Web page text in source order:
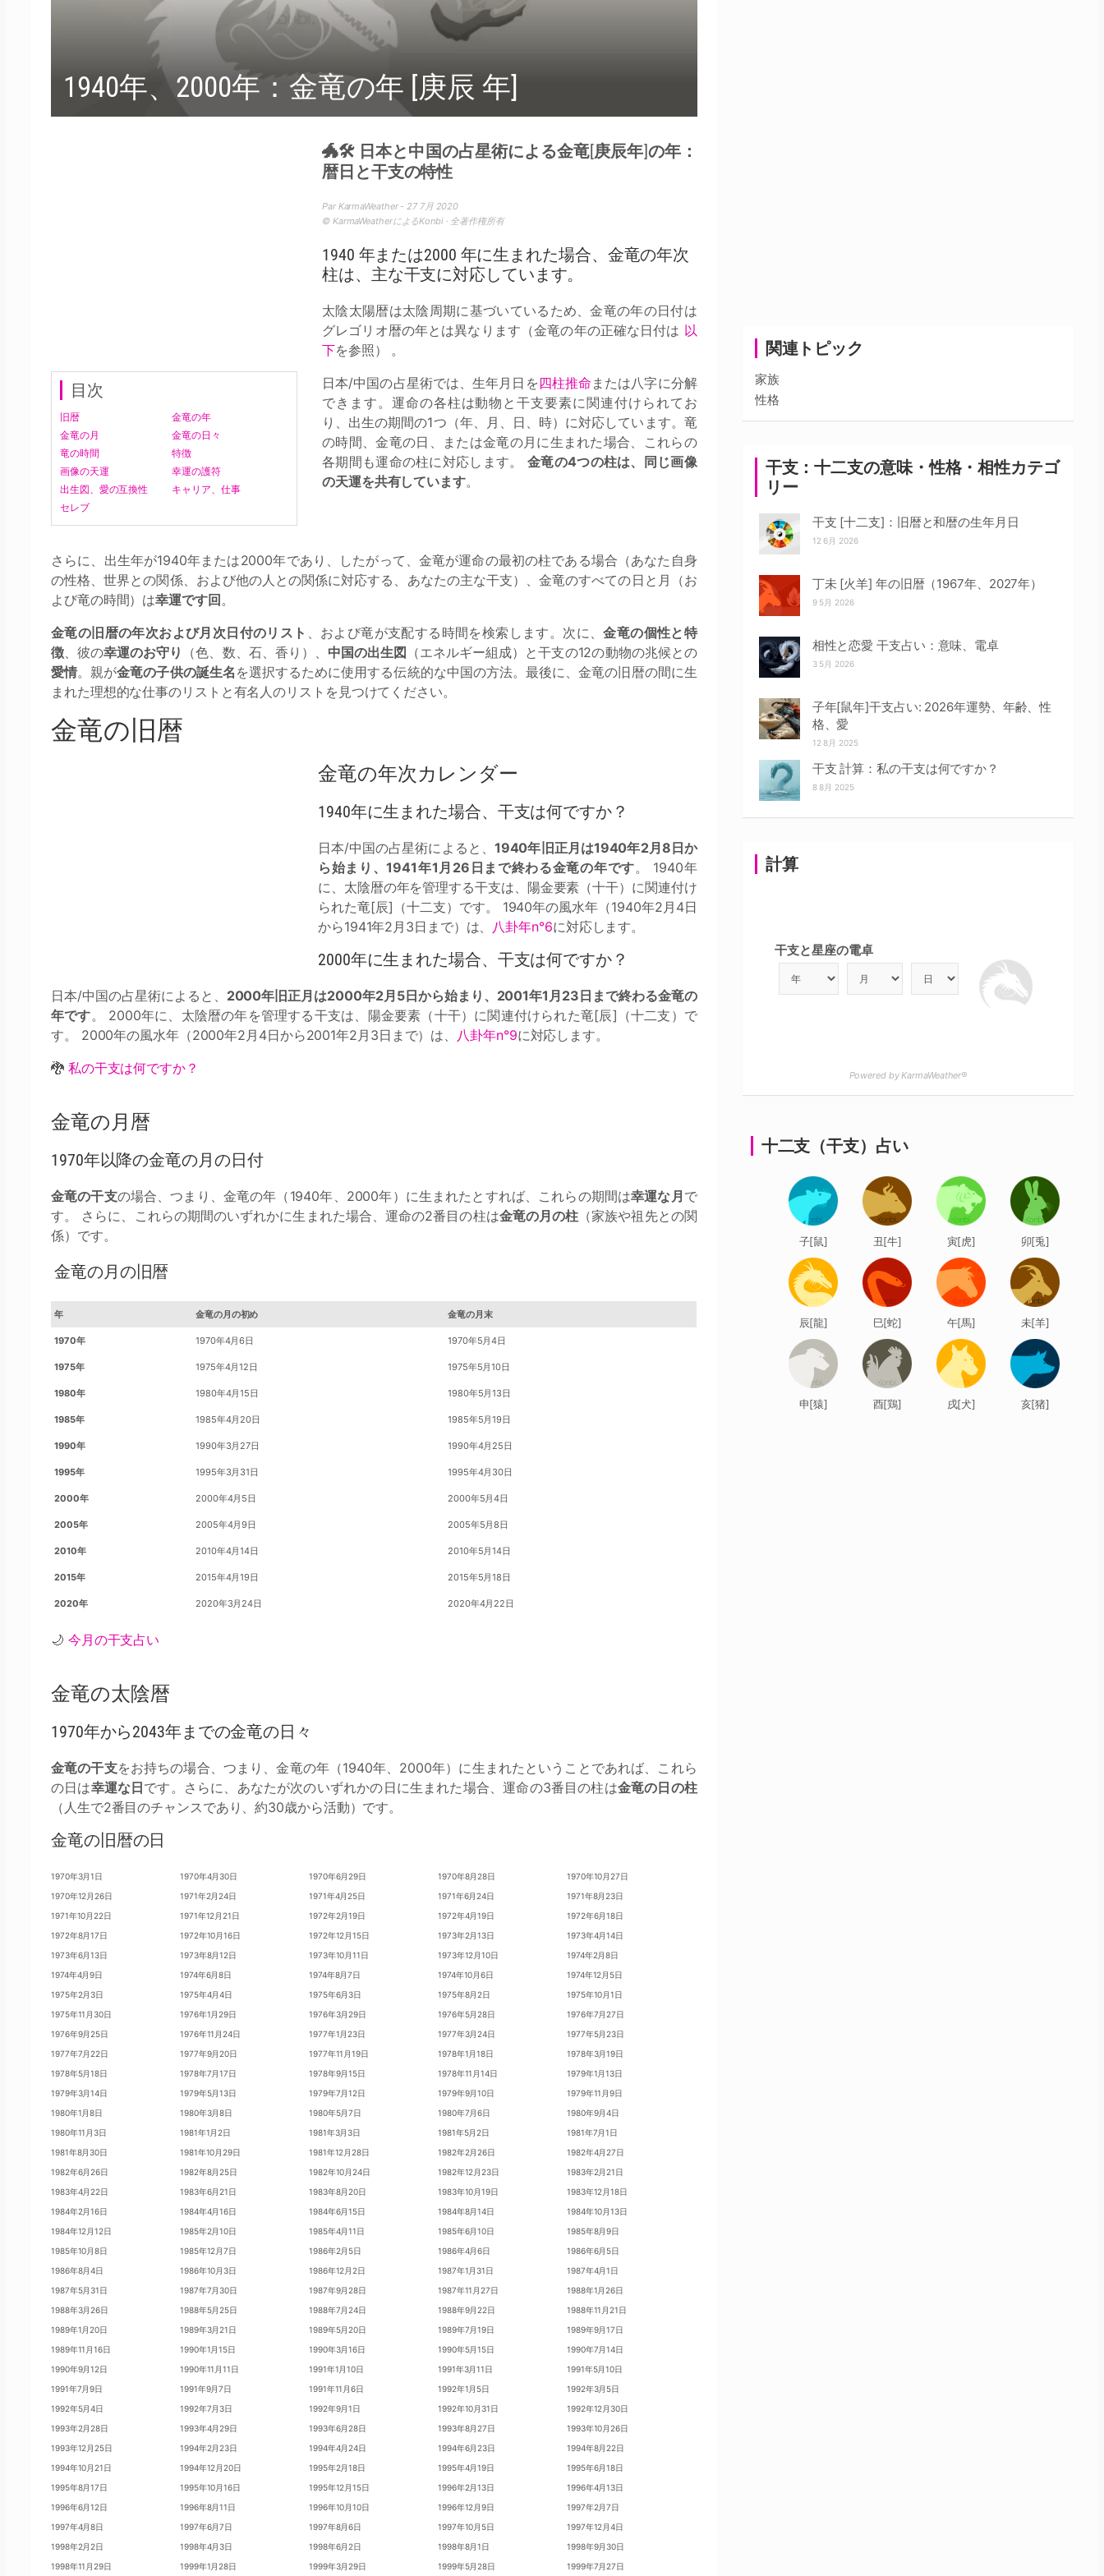
1940年、2000年：金竜の年 [庚辰 年]
目次
旧暦
金竜の年
金竜の月
金竜の日々
竜の時間
特徴
画像の天運
幸運の護符
出生図、愛の互換性
キャリア、仕事
セレブ
🐲🛠 日本と中国の占星術による金竜[庚辰年]の年：
暦日と干支の特性
Par KarmaWeather - 27 7月 2020
© KarmaWeatherによるKonbi · 全著作権所有
1940 年または2000 年に生まれた場合、金竜の年次
柱は、主な干支に対応しています。
太陰太陽暦は太陰周期に基づいているため、金竜の年の日付は
グレゴリオ暦の年とは異なります（金竜の年の正確な日付は 以
下を参照） 。
日本/中国の占星術では、生年月日を 四柱推命 または八字に分解
できます。運命の各柱は動物と干支要素に関連付けられてお
り、出生の期間の1つ（年、月、日、時）に対応しています。竜
の時間、金竜の日、または金竜の月に生まれた場合、これらの
各期間も運命の柱に対応します。 金竜の4つの柱は、同じ画像
の天運を共有しています。
さらに、出生年が1940年または2000年であり、したがって、金竜が運命の最初の柱である場合（あなた自身
の性格、世界との関係、および他の人との関係に対応する、あなたの主な干支）、金竜のすべての日と月（お
よび竜の時間）は幸運です回 。
金竜の旧暦の年次および月次日付のリスト 、および竜が支配する時間を検索します。次に、金竜の個性と特
徴、彼の幸運のお守り （色、数、石、香り）、 中国の出生図 （エネルギー組成）と干支の12の動物の兆候との
愛情。親が金竜の子供の誕生名 を選択するために使用する伝統的な中国の方法。最後に、金竜の旧暦の間に生
まれた理想的な仕事のリストと有名人のリストを見つけてください。
金竜の旧暦
金竜の年次カレンダー
1940年に生まれた場合、干支は何ですか？
日本/中国の占星術によると、 1940年旧正月は1940年2月8日か
ら始まり、1941年1月26日まで終わる金竜の年です。 1940年
に、太陰暦の年を管理する干支は、陽金要素（十干）に関連付け
られた竜[辰]（十二支）です。 1940年の風水年（1940年2月4日
から1941年2月3日まで）は、 八卦年n°6に対応します。
2000年に生まれた場合、干支は何ですか？
日本/中国の占星術によると、 2000年旧正月は2000年2月5日から始まり、2001年1月23日まで終わる金竜の
年です。 2000年に、太陰暦の年を管理する干支は、陽金要素（十干）に関連付けられた竜[辰]（十二支）で
す。 2000年の風水年（2000年2月4日から2001年2月3日まで）は、 八卦年n°9に対応します。
🐉 私の干支は何ですか？
金竜の月暦
1970年以降の金竜の月の日付
金竜の干支の場合、つまり、金竜の年（1940年、2000年）に生まれたとすれば、これらの期間は幸運な月 で
す。 さらに、これらの期間のいずれかに生まれた場合、運命の2番目の柱は金竜の月の柱 （家族や祖先との関
係）です。
金竜の月の旧暦
年 金竜の月の初め 金竜の月末
1970年 1970年4月6日 1970年5月4日
1975年 1975年4月12日 1975年5月10日
1980年 1980年4月15日 1980年5月13日
1985年 1985年4月20日 1985年5月19日
1990年 1990年3月27日 1990年4月25日
1995年 1995年3月31日 1995年4月30日
2000年 2000年4月5日 2000年5月4日
2005年 2005年4月9日 2005年5月8日
2010年 2010年4月14日 2010年5月14日
2015年 2015年4月19日 2015年5月18日
2020年 2020年3月24日 2020年4月22日
🌙 今月の干支占い
金竜の太陰暦
1970年から2043年までの金竜の日々
金竜の干支をお持ちの場合、つまり、金竜の年（1940年、2000年）に生まれたということであれば、これら
の日は幸運な日 です。さらに、あなたが次のいずれかの日に生まれた場合、運命の3番目の柱は金竜の日の柱
（人生で2番目のチャンスであり、約30歳から活動）です。
金竜の旧暦の日
1970年3月1日 1970年4月30日 1970年6月29日 1970年8月28日
1970年10月27日
1970年12月26日
1971年2月24日 1971年4月25日 1971年6月24日
1971年8月23日
1971年10月22日
1971年12月21日 1972年2月19日 1972年4月19日
1972年6月18日
1972年8月17日
1972年10月16日 1972年12月15日 1973年2月13日
1973年4月14日
1973年6月13日
1973年8月12日 1973年10月11日 1973年12月10日
1974年2月8日
1974年4月9日
1974年6月8日 1974年8月7日 1974年10月6日
1974年12月5日
1975年2月3日
1975年4月4日 1975年6月3日 1975年8月2日
1975年10月1日
1975年11月30日
1976年1月29日 1976年3月29日 1976年5月28日
1976年7月27日
1976年9月25日
1976年11月24日 1977年1月23日 1977年3月24日
1977年5月23日
1977年7月22日
1977年9月20日 1977年11月19日 1978年1月18日
1978年3月19日
1978年5月18日
1978年7月17日 1978年9月15日 1978年11月14日
1979年1月13日
1979年3月14日
1979年5月13日 1979年7月12日 1979年9月10日
1979年11月9日
1980年1月8日
1980年3月8日 1980年5月7日 1980年7月6日
1980年9月4日
1980年11月3日
1981年1月2日 1981年3月3日 1981年5月2日
1981年7月1日
1981年8月30日
1981年10月29日 1981年12月28日 1982年2月26日
1982年4月27日
1982年6月26日
1982年8月25日 1982年10月24日 1982年12月23日
1983年2月21日
1983年4月22日
1983年6月21日 1983年8月20日 1983年10月19日
1983年12月18日
1984年2月16日
1984年4月16日 1984年6月15日 1984年8月14日
1984年10月13日
1984年12月12日
1985年2月10日 1985年4月11日 1985年6月10日
1985年8月9日
1985年10月8日
1985年12月7日 1986年2月5日 1986年4月6日
1986年6月5日
1986年8月4日
1986年10月3日 1986年12月2日 1987年1月31日
1987年4月1日
1987年5月31日
1987年7月30日 1987年9月28日 1987年11月27日
1988年1月26日
1988年3月26日
1988年5月25日 1988年7月24日 1988年9月22日
1988年11月21日
1989年1月20日
1989年3月21日 1989年5月20日 1989年7月19日
1989年9月17日
1989年11月16日
1990年1月15日 1990年3月16日 1990年5月15日
1990年7月14日
1990年9月12日
1990年11月11日 1991年1月10日 1991年3月11日
1991年5月10日
1991年7月9日
1991年9月7日 1991年11月6日 1992年1月5日
1992年3月5日
1992年5月4日
1992年7月3日 1992年9月1日 1992年10月31日
1992年12月30日
1993年2月28日
1993年4月29日 1993年6月28日 1993年8月27日
1993年10月26日
1993年12月25日
1994年2月23日 1994年4月24日 1994年6月23日
1994年8月22日
1994年10月21日
1994年12月20日 1995年2月18日 1995年4月19日
1995年6月18日
1995年8月17日
1995年10月16日 1995年12月15日 1996年2月13日
1996年4月13日
1996年6月12日
1996年8月11日 1996年10月10日 1996年12月9日
1997年2月7日
1997年4月8日
1997年6月7日 1997年8月6日 1997年10月5日
1997年12月4日
1998年2月2日
1998年4月3日 1998年6月2日 1998年8月1日
1998年9月30日
1998年11月29日
1999年1月28日 1999年3月29日 1999年5月28日 1999年7月27日
関連トピック
家族
性格
干支：十二支の意味・性格・相性カテゴ
リー
干支 [十二支]：旧暦と和暦の生年月日
12 6月 2026
丁未 [火羊] 年の旧暦（1967年、2027年）
9 5月 2026
相性と恋愛 干支占い：意味、電卓
3 5月 2026
子年[鼠年]干支占い: 2026年運勢、年齢、性
格、愛
12 8月 2025
干支 計算：私の干支は何ですか？
8 8月 2025
計算
干支と星座の電卓
Powered by KarmaWeather®
十二支（干支）占い
子[鼠] 丑[牛] 寅[虎] 卯[兎]
辰[龍] 巳[蛇] 午[馬] 未[羊]
申[猿] 酉[鶏] 戌[犬] 亥[猪]